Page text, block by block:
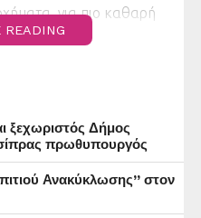
για πιο καθαρή
– οχήματα, στο
Τρίτσης», συνολικού
τον στόλο του Δήμου
ρύπων και χαμηλού
READING
ξεχωριστός Δήμος
πρωθυπουργός
Ανακύκλωσης” στον